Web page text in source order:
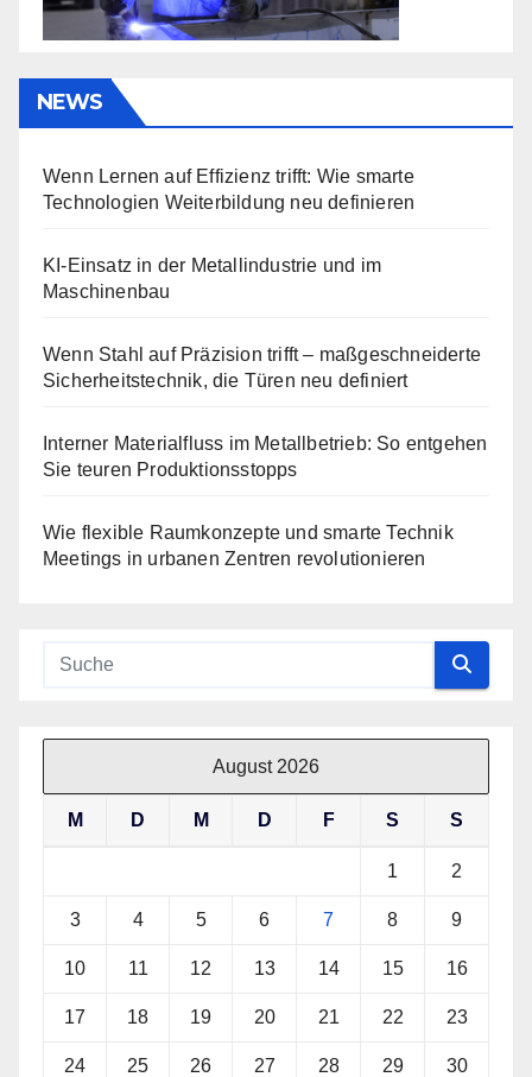
NEWS
Wenn Lernen auf Effizienz trifft: Wie smarte
Technologien Weiterbildung neu definieren
KI-Einsatz in der Metallindustrie und im
Maschinenbau
Wenn Stahl auf Präzision trifft – maßgeschneiderte
Sicherheitstechnik, die Türen neu definiert
Interner Materialfluss im Metallbetrieb: So entgehen
Sie teuren Produktionsstopps
Wie flexible Raumkonzepte und smarte Technik
Meetings in urbanen Zentren revolutionieren
August 2026
M D M D F S S
1 2
3 4 5 6 7 8 9
10 11 12 13 14 15 16
17 18 19 20 21 22 23
24 25 26 27 28 29 30